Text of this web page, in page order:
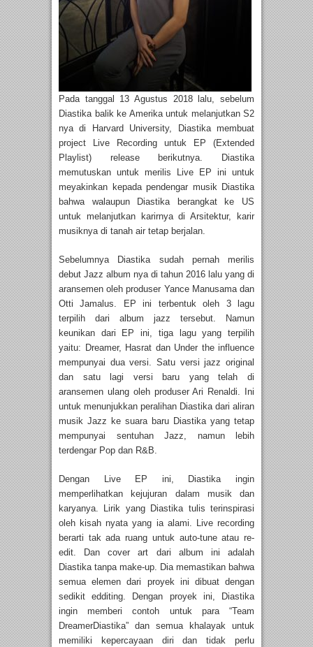
Pada tanggal 13 Agustus 2018 lalu, sebelum
Diastika balik ke Amerika untuk melanjutkan S2
nya di Harvard University, Diastika membuat
project Live Recording untuk EP (Extended
Playlist) release berikutnya. Diastika
memutuskan untuk merilis Live EP ini untuk
meyakinkan kepada pendengar musik Diastika
bahwa walaupun Diastika berangkat ke US
untuk melanjutkan karirnya di Arsitektur, karir
musiknya di tanah air tetap berjalan.
Sebelumnya Diastika sudah pernah merilis
debut Jazz album nya di tahun 2016 lalu yang di
aransemen oleh produser Yance Manusama dan
Otti Jamalus. EP ini terbentuk oleh 3 lagu
terpilih dari album jazz tersebut. Namun
keunikan dari EP ini, tiga lagu yang terpilih
yaitu: Dreamer, Hasrat dan Under the influence
mempunyai dua versi. Satu versi jazz original
dan satu lagi versi baru yang telah di
aransemen ulang oleh produser Ari Renaldi. Ini
untuk menunjukkan peralihan Diastika dari aliran
musik Jazz ke suara baru Diastika yang tetap
mempunyai sentuhan Jazz, namun lebih
terdengar Pop dan R&B.
Dengan Live EP ini, Diastika ingin
memperlihatkan kejujuran dalam musik dan
karyanya. Lirik yang Diastika tulis terinspirasi
oleh kisah nyata yang ia alami. Live recording
berarti tak ada ruang untuk auto-tune atau re-
edit. Dan cover art dari album ini adalah
Diastika tanpa make-up. Dia memastikan bahwa
semua elemen dari proyek ini dibuat dengan
sedikit edditing. Dengan proyek ini, Diastika
ingin memberi contoh untuk para “Team
DreamerDiastika” dan semua khalayak untuk
memiliki kepercayaan diri dan tidak perlu